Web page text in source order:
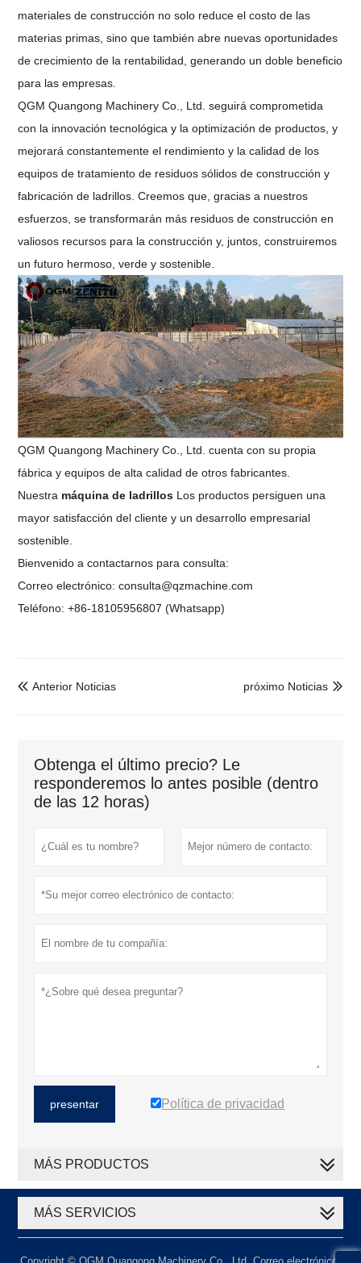
materiales de construcción no solo reduce el costo de las
materias primas, sino que también abre nuevas oportunidades
de crecimiento de la rentabilidad, generando un doble beneficio
para las empresas.
QGM Quangong Machinery Co., Ltd. seguirá comprometida
con la innovación tecnológica y la optimización de productos, y
mejorará constantemente el rendimiento y la calidad de los
equipos de tratamiento de residuos sólidos de construcción y
fabricación de ladrillos. Creemos que, gracias a nuestros
esfuerzos, se transformarán más residuos de construcción en
valiosos recursos para la construcción y, juntos, construiremos
un futuro hermoso, verde y sostenible.
QGM Quangong Machinery Co., Ltd. cuenta con su propia
fábrica y equipos de alta calidad de otros fabricantes.
Nuestra máquina de ladrillos Los productos persiguen una
mayor satisfacción del cliente y un desarrollo empresarial
sostenible.
Bienvenido a contactarnos para consulta:
Correo electrónico: consulta@qzmachine.com
Teléfono: +86-18105956807 (Whatsapp)
 Anterior Noticias 
próximo Noticias
Obtenga el último precio? Le
responderemos lo antes posible (dentro
de las 12 horas)
presentar Política de privacidad
MÁS PRODUCTOS
MÁS SERVICIOS